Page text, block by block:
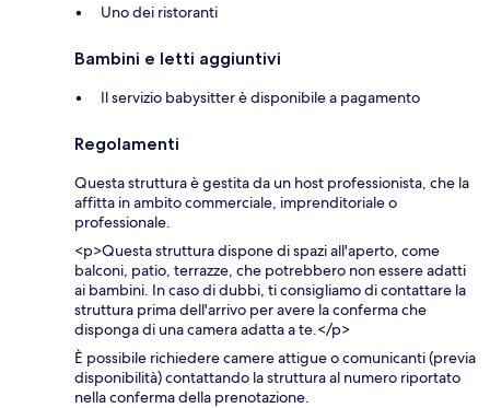
Uno dei ristoranti
Bambini e letti aggiuntivi
Il servizio babysitter è disponibile a pagamento
Regolamenti
Questa struttura è gestita da un host professionista, che la
affitta in ambito commerciale, imprenditoriale o
professionale.
<p>Questa struttura dispone di spazi all'aperto, come
balconi, patio, terrazze, che potrebbero non essere adatti
ai bambini. In caso di dubbi, ti consigliamo di contattare la
struttura prima dell'arrivo per avere la conferma che
disponga di una camera adatta a te.</p>
È possibile richiedere camere attigue o comunicanti (previa
disponibilità) contattando la struttura al numero riportato
nella conferma della prenotazione.